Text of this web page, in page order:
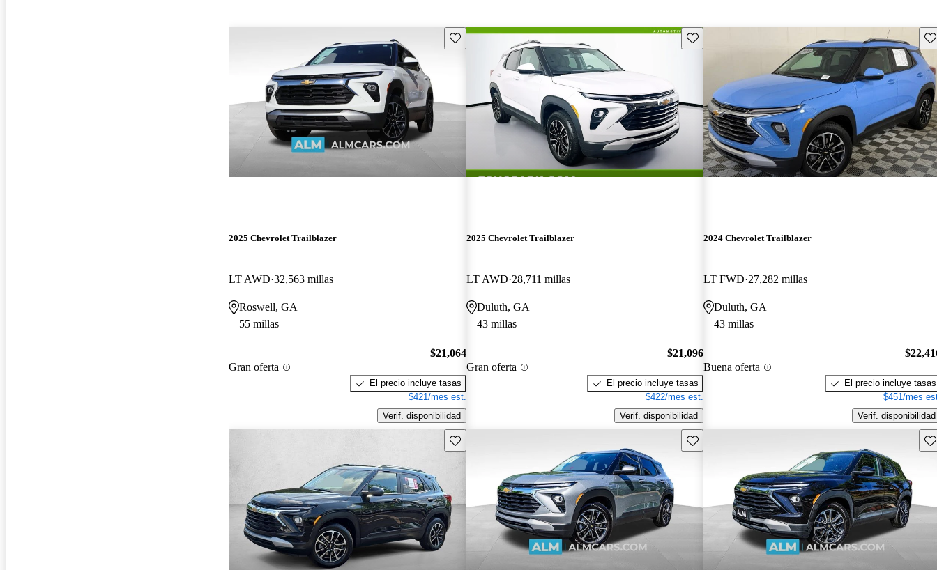
Guarda este Aviso
2025 Chevrolet Trailblazer
LT AWD 32,563 millas
Roswell, GA
55 millas
Gran oferta
$21,064
El precio incluye tasas
$421/mes est.
Verif. disponibilidad
Guarda este Aviso
2025 Chevrolet Trailblazer
LT AWD 28,711 millas
Duluth, GA
43 millas
Gran oferta
$21,096
El precio incluye tasas
$422/mes est.
Verif. disponibilidad
2024 Chevrolet Trailblazer
LT FWD 27,282 millas
Duluth, GA
43 millas
Buena oferta
El precio incluye tasas
$451/mes
Verif. disponibilidad
Guarda este Aviso Guarda este Aviso